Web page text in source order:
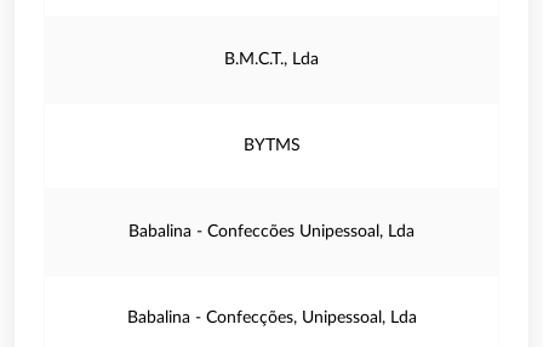
B.M.C.T., Lda
BYTMS
Babalina - Confeccões Unipessoal, Lda
Babalina - Confecções, Unipessoal, Lda